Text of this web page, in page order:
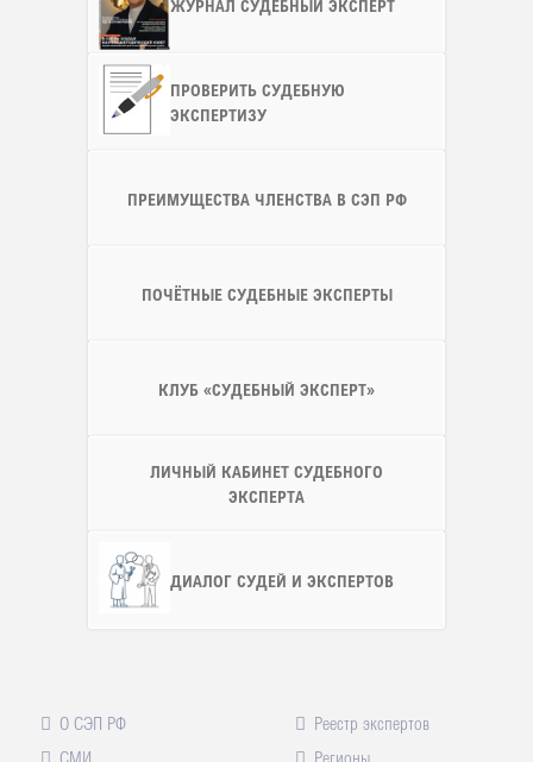
ЖУРНАЛ СУДЕБНЫЙ ЭКСПЕРТ
ПРОВЕРИТЬ СУДЕБНУЮ
ЭКСПЕРТИЗУ
ПРЕИМУЩЕСТВА ЧЛЕНСТВА В СЭП РФ
ПОЧЁТНЫЕ СУДЕБНЫЕ ЭКСПЕРТЫ
КЛУБ «СУДЕБНЫЙ ЭКСПЕРТ»
ЛИЧНЫЙ КАБИНЕТ СУДЕБНОГО
ЭКСПЕРТА
ДИАЛОГ СУДЕЙ И ЭКСПЕРТОВ
О СЭП РФ
СМИ
Реестр экспертов
Регионы